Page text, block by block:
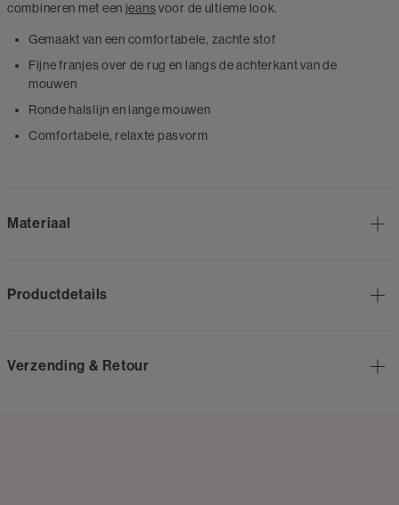
combineren met een jeansvoor de ultieme look.
Gemaakt van een comfortabele, zachte stof
Fijne franjes over de rug en langs de achterkant van de
mouwen
Ronde halslijn en lange mouwen
Comfortabele, relaxte pasvorm
Materiaal
Productdetails
Verzending & Retour